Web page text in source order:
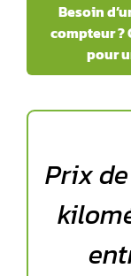
Besoin
compteur ?
pour
Prix